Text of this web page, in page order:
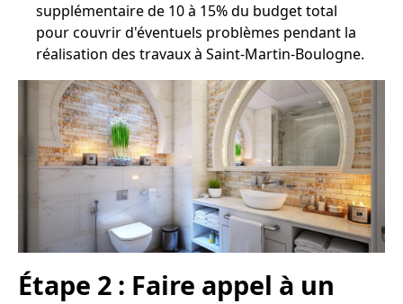
supplémentaire de 10 à 15% du budget total
pour couvrir d'éventuels problèmes pendant la
réalisation des travaux à Saint-Martin-Boulogne.
Étape 2 : Faire appel à un